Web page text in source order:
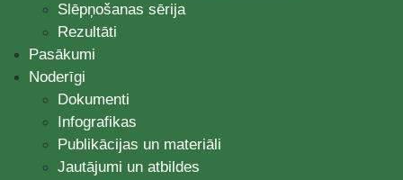
Slēpņošanas sērija
Rezultāti
Pasākumi
Noderīgi
Dokumenti
Infografikas
Publikācijas un materiāli
Jautājumi un atbildes